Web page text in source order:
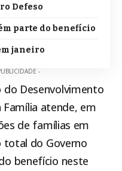
Defeso
parte do benefício
janeiro
-
Desenvolvimento
Família atende, em
de famílias em
total do Governo
benefício neste